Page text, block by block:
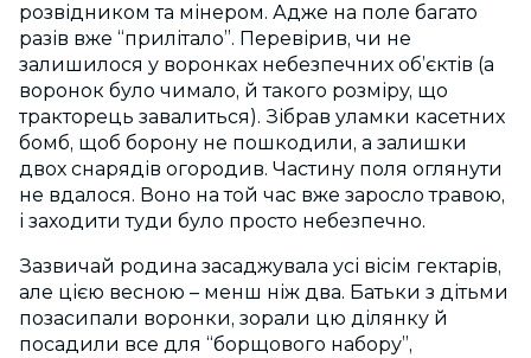
розвідником та мінером. Адже на поле багато
разів вже “прилітало”. Перевірив, чи не
залишилося у воронках небезпечних об’єктів (а
воронок було чимало, й такого розміру, що
тракторець завалиться). Зібрав уламки касетних
бомб, щоб борону не пошкодили, а залишки
двох снарядів огородив. Частину поля оглянути
не вдалося. Воно на той час вже заросло травою,
і заходити туди було просто небезпечно.
Зазвичай родина засаджувала усі вісім гектарів,
але цією весною – менш ніж два. Батьки з дітьми
позасипали воронки, зорали цю ділянку й
посадили все для “борщового набору”,